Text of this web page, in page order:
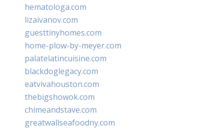
hematologa.com
lizaivanov.com
guesttinyhomes.com
home-plow-by-meyer.com
palatelatincuisine.com
blackdoglegacy.com
eatvivahouston.com
thebigshowok.com
chimeandstave.com
greatwallseafoodny.com